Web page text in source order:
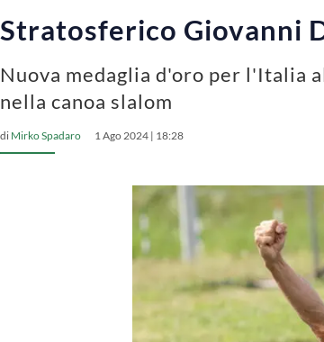
Stratosferico Giovanni
Nuova medaglia d'oro per l'Italia
nella canoa slalom
di Mirko Spadaro 1 Ago 2024 | 18:28